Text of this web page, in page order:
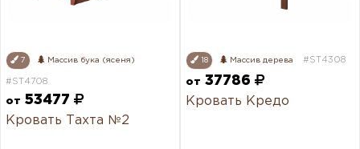
7 Массив бука (ясеня)
#ST4708
от 53477
Кровать Тахта №2
18 Массив дерева #ST4308
от 37786
Кровать Кредо